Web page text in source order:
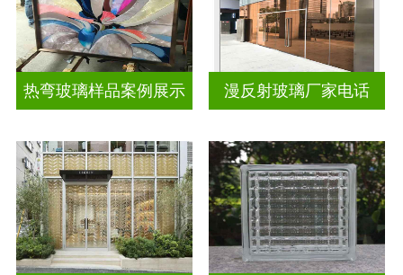
热弯玻璃样品案例展示 漫反射玻璃厂家电话